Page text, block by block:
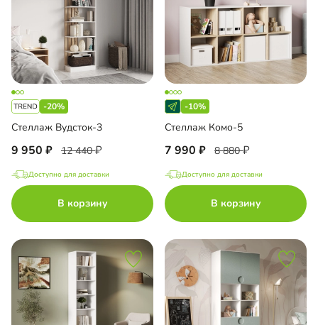
-20%
Стеллаж Вудсток-3
9 950 12 440
Доступно для доставки
В корзину
-10%
Стеллаж Комо-5
7 990 8 880
Доступно для доставки
В корзину